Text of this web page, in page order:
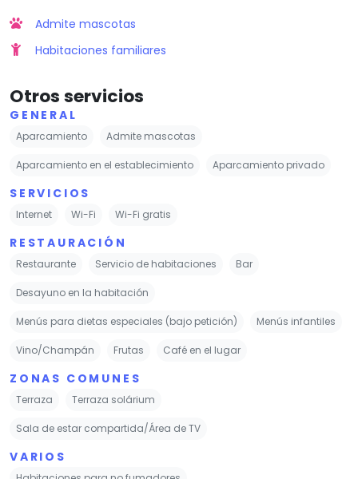
Admite mascotas
Habitaciones familiares
Otros servicios
GENERAL
Aparcamiento Admite mascotas
Aparcamiento en el establecimiento Aparcamiento privado
SERVICIOS
Internet Wi-Fi Wi-Fi gratis
RESTAURACIÓN
Restaurante Servicio de habitaciones Bar
Desayuno en la habitación
Menús para dietas especiales (bajo petición) Menús infantiles
Vino/Champán Frutas Café en el lugar
ZONAS COMUNES
Terraza Terraza solárium
Sala de estar compartida/Área de TV
VARIOS